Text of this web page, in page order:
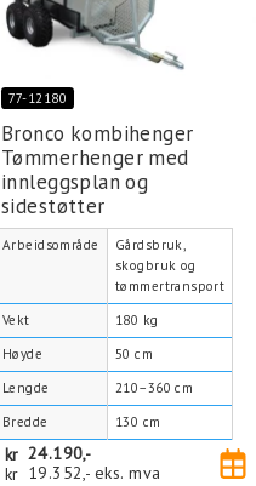
77-12180
Bronco kombihenger
Tømmerhenger med
innleggsplan og
sidestøtter
Arbeidsområde
Gårdsbruk,
skogbruk og
tømmertransport
Vekt
180 kg
Høyde
50 cm
Lengde
210–360 cm
Bredde
130 cm
kr 24.190,-
kr 19.352,- eks. mva